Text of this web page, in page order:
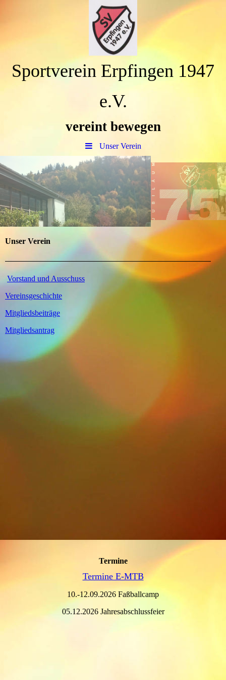
Sportverein Erpfingen 1947
e.V.
vereint bewegen
Unser Verein
Unser Verein
Vorstand und Ausschuss
Vereinsgeschichte
Mitgliedsbeiträge
Mitgliedsantrag
Termine
Termine E-MTB
10.-12.09.2026 Faßballcamp
05.12.2026 Jahresabschlussfeier